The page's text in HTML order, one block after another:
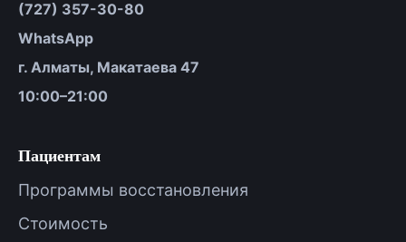
(727) 357-30-80
WhatsApp
г. Алматы, Макатаева 47
10:00–21:00
Пациентам
Программы восстановления
Стоимость